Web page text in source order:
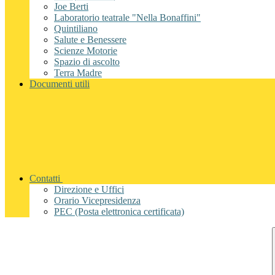
Joe Berti
Laboratorio teatrale "Nella Bonaffini"
Quintiliano
Salute e Benessere
Scienze Motorie
Spazio di ascolto
Terra Madre
Documenti utili
Contatti
Direzione e Uffici
Orario Vicepresidenza
PEC (Posta elettronica certificata)